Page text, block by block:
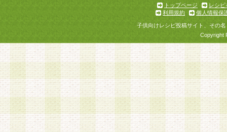
トップページ
レシピ
利用規約
個人情報保
子供向けレシピ投稿サイト、その
Copyright